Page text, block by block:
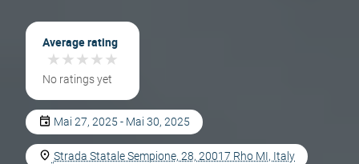
Average rating
★★★★★
★★★★★
No ratings yet
Mai 27, 2025 - Mai 30, 2025
Strada Statale Sempione, 28, 20017 Rho MI, Italy